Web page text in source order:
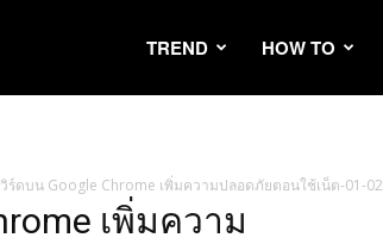
TREND HOW TO
ร์ดบน Google Chrome เพิ่มความปลอดภัยตอนใช้เน็ต-01-02
เพิ่มความ